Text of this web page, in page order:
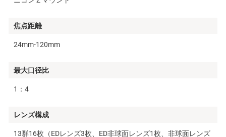
焦点距離
24mm-120mm
最大口径比
1：4
レンズ構成
13群16枚（EDレンズ3枚、ED非球面レンズ1枚、非球面レンズ